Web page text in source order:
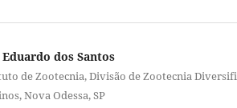
dos Santos
de Zootecnia, Divisão de Zootecnia
Nova Odessa, SP